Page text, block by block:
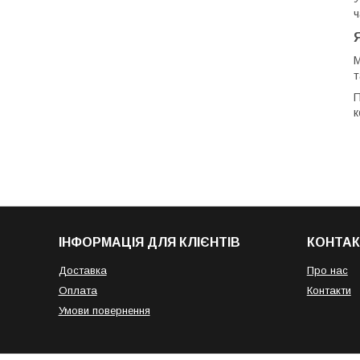
ІНФОРМАЦІЯ ДЛЯ КЛІЄНТІВ
Доставка
Оплата
Умови повернення
Про нас
Контакти